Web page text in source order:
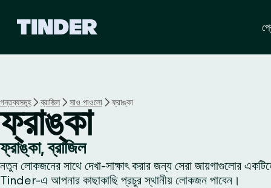
হো
গন্তব্যসমূহ ব্রাজিল সাও পাওলো ফ্রাঙ্কা
ফ্রাঙ্কা
ফ্রাঙ্কা, ব্রাজিল
নতুন লোকজনের সাথে দেখা-সাক্ষাৎ করার জন্য সেরা জায়গাগুলোর
Tinder-এ আপনার কাছাকাছি প্রচুর স্থানীয় লোকজন পাবেন।